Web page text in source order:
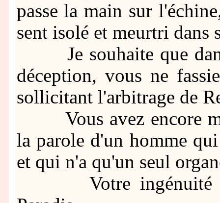
passe la main sur
sent isolé et meurtri dans
Je souhaite que dans
déception, vous ne
sollicitant l'arbitrage de
Vous avez encore
la parole d'un homme
et qui n'a qu'un seul
Votre ingénuité